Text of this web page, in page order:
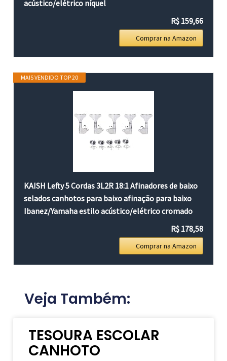
acústico/elétrico níquel
R$ 159,66
Comprar na Amazon
MAIS VENDIDO TOP 20
KAISH Lefty 5 Cordas 3L2R 18:1 Afinadores de baixo
selados canhotos para baixo afinação para baixo
Ibanez/Yamaha estilo acústico/elétrico cromado
R$ 178,58
Comprar na Amazon
Veja Também:
TESOURA ESCOLAR
CANHOTO